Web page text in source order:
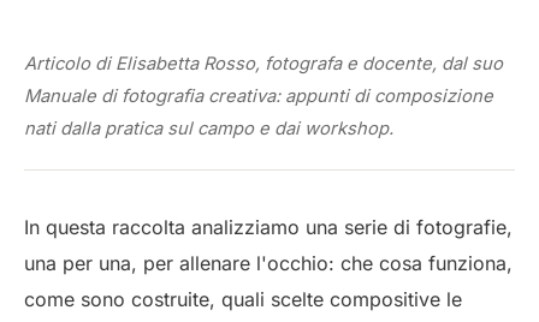
Articolo di Elisabetta Rosso, fotografa e docente, dal suo
Manuale di fotografia creativa: appunti di composizione
nati dalla pratica sul campo e dai workshop.
In questa raccolta analizziamo una serie di fotografie,
una per una, per allenare l'occhio: che cosa funziona,
come sono costruite, quali scelte compositive le